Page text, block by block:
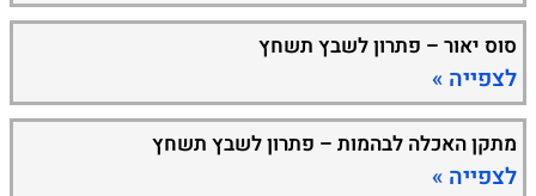
סוס יאור – פתרון לשבץ תשחץ
לצפייה »
מתקן האכלה לבהמות – פתרון לשבץ תשחץ
לצפייה »